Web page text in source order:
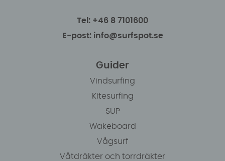
Tel: +46 8 7101600
E-post: info@surfspot.se
Guider
Vindsurfing
Kitesurfing
SUP
Wakeboard
Vågsurf
Våtdräkter och torrdräkter